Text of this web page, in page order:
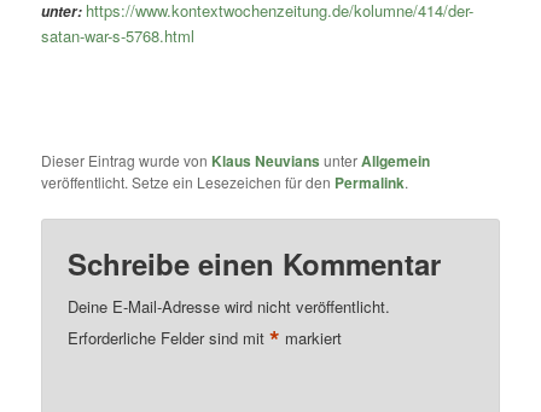
unter: https://www.kontextwochenzeitung.de/kolumne/414/der-
satan-war-s-5768.html
Dieser Eintrag wurde von Klaus Neuvians unterAllgemein
veröffentlicht. Setze ein Lesezeichen für den Permalink.
Schreibe einen Kommentar
Deine E-Mail-Adresse wird nicht veröffentlicht.
Erforderliche Felder sind mit* markiert